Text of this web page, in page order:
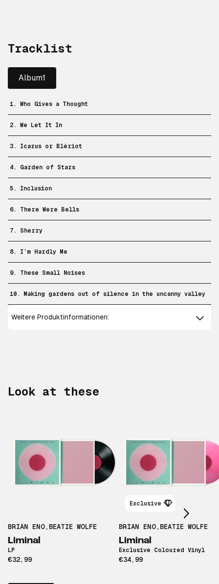
Tracklist
Album1
1. Who Gives a Thought
2. We Let It In
3. Icarus or Blériot
4. Garden of Stars
5. Inclusion
6. There Were Bells
7. Sherry
8. I’m Hardly Me
9. These Small Noises
10. Making gardens out of silence in the uncanny valley
Weitere Produktinformationen:
Look at these
BRIAN ENO, BEATIE WOLFE
Liminal
LP
€32,99
Exclusive
BRIAN ENO, BEATIE WOLFE
Liminal
Exclusive Coloured Vinyl
€34,99
Scroll right